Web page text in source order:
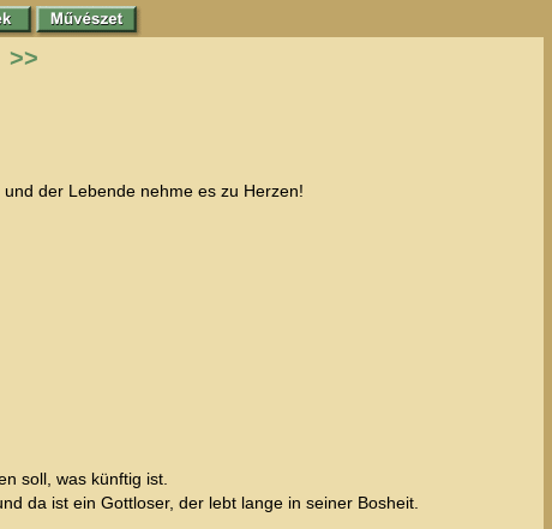
>>
der Lebende nehme es zu Herzen!
soll, was künftig ist.
da ist ein Gottloser, der lebt lange in seiner Bosheit.